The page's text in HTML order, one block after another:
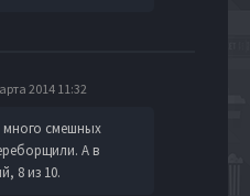
2014 11:32
смешных
А в
8 из 10.